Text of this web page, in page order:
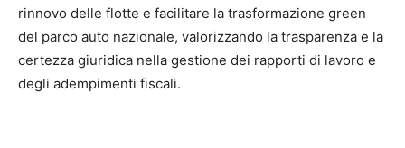
rinnovo delle flotte e facilitare la trasformazione green
del parco auto nazionale, valorizzando la trasparenza e la
certezza giuridica nella gestione dei rapporti di lavoro e
degli adempimenti fiscali.